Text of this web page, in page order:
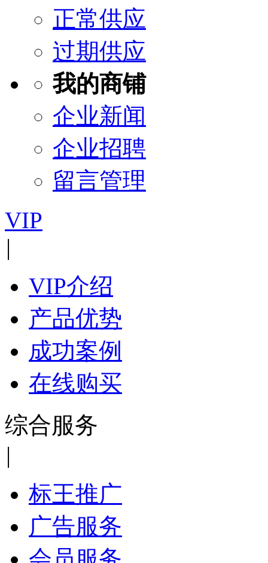
正常供应
过期供应
我的商铺
企业新闻
企业招聘
留言管理
VIP
|
VIP介绍
产品优势
成功案例
在线购买
综合服务
|
标王推广
广告服务